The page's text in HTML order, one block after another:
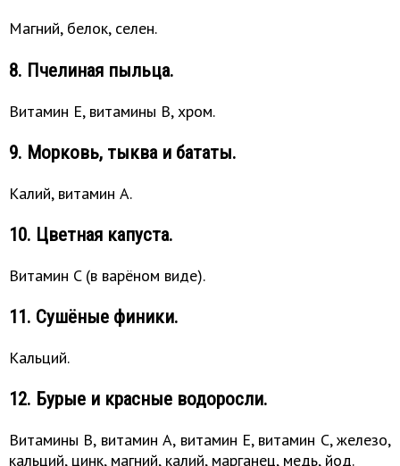
Магний, белок, селен.
8. Пчелиная пыльца.
Витамин E, витамины B, хром.
9. Морковь, тыква и бататы.
Калий, витамин A.
10. Цветная капуста.
Витамин C (в варёном виде).
11. Сушёные финики.
Кальций.
12. Бурые и красные водоросли.
Витамины B, витамин A, витамин E, витамин C, железо,
кальций, цинк, магний, калий, марганец, медь, йод.